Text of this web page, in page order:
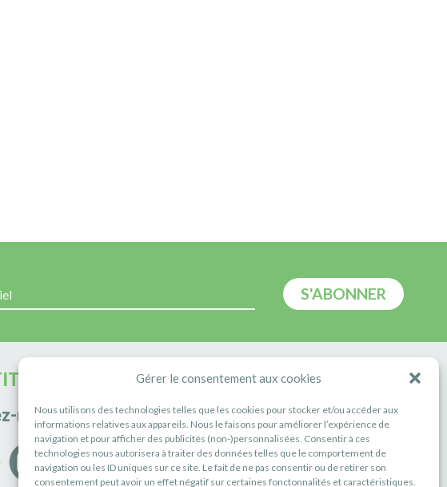
Gérer le consentement aux cookies
Nous utilisons des technologies telles que les cookies pour stocker et/ou accéder aux
informations relatives aux appareils. Nous le faisons pour améliorer l’expérience de
navigation et pour afficher des publicités (non-)personnalisées. Consentir à ces
technologies nous autorisera à traiter des données telles que le comportement de
navigation ou les ID uniques sur ce site. Le fait de ne pas consentir ou de retirer son
consentement peut avoir un effet négatif sur certaines fonctonnalités et caractéristiques.
nous